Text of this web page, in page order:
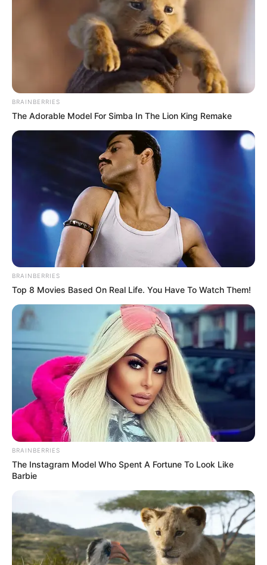
BRAINBERRIES
The Adorable Model For Simba In The Lion King Remake
BRAINBERRIES
Top 8 Movies Based On Real Life. You Have To Watch Them!
BRAINBERRIES
The Instagram Model Who Spent A Fortune To Look Like
Barbie